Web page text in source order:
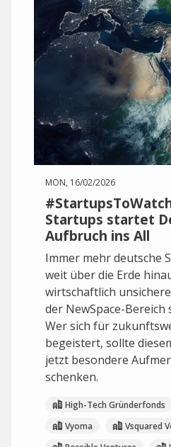
MON, 16/02/2026
Startups startet
Aufbruch ins All
Immer mehr deutsche
weit über die Erde
wirtschaftlich
der NewSpace-
Wer sich für
begeistert, sollte
jetzt besondere
schenken.
High-Tech Gründerfonds
Vyoma
Vsquared